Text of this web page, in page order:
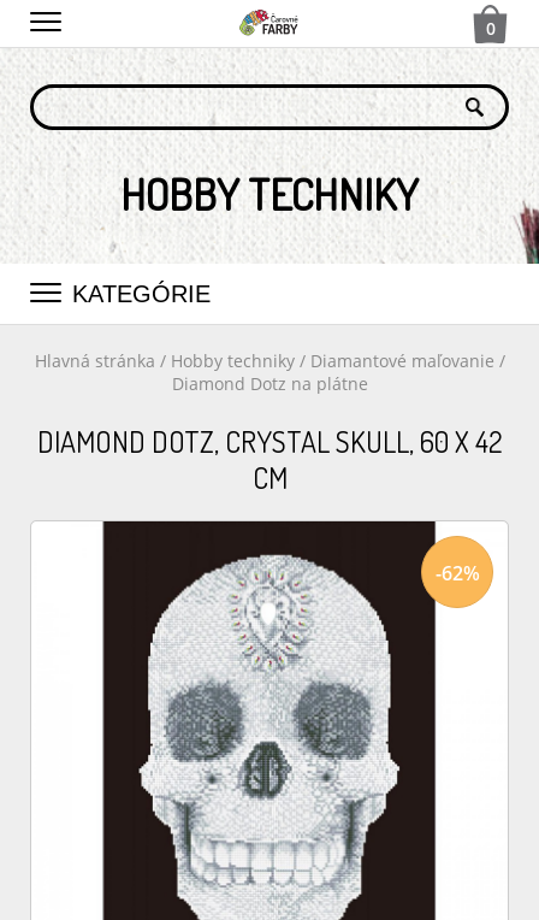
0
HOBBY TECHNIKY
KATEGÓRIE
Hlavná stránka / Hobby techniky / Diamantové maľovanie /
Diamond Dotz na plátne
DIAMOND DOTZ, CRYSTAL SKULL, 60 X 42
CM
-62%